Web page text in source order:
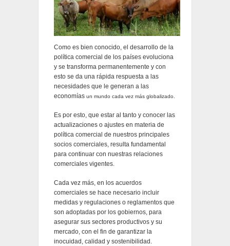
Como es bien conocido, el desarrollo de la
política comercial de los países evoluciona
y se transforma permanentemente y con
esto se da una rápida respuesta a las
necesidades que le generan a las
economías un mundo cada vez más globalizado.
Es por esto, que estar al tanto y conocer las
actualizaciones o ajustes en materia de
política comercial de nuestros principales
socios comerciales, resulta fundamental
para continuar con nuestras relaciones
comerciales vigentes.
Cada vez más, en los acuerdos
comerciales se hace necesario incluir
medidas y regulaciones o reglamentos que
son adoptadas por los gobiernos, para
asegurar sus sectores productivos y su
mercado, con el fin de garantizar la
inocuidad, calidad y sostenibilidad.